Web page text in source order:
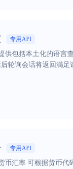
专用API
供包括本土化的语言
轮询会话将返回满
专用API
币汇率 可根据货币代